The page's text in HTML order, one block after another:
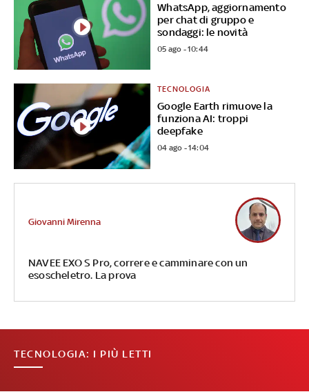
WhatsApp, aggiornamento
per chat di gruppo e
sondaggi: le novità
05 ago - 10:44
Google Earth rimuove la
funziona AI: troppi
deepfake
TECNOLOGIA
04 ago - 14:04
NAVEE EXO S Pro, correre e camminare con un
esoscheletro. La prova
Giovanni Mirenna
TECNOLOGIA: I PIÙ LETTI